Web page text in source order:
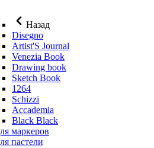
Назад
Disegno
Artist'S Journal
Venezia Book
Drawing book
Sketch Book
1264
Schizzi
Accademia
Black Black
маркеров
пастели